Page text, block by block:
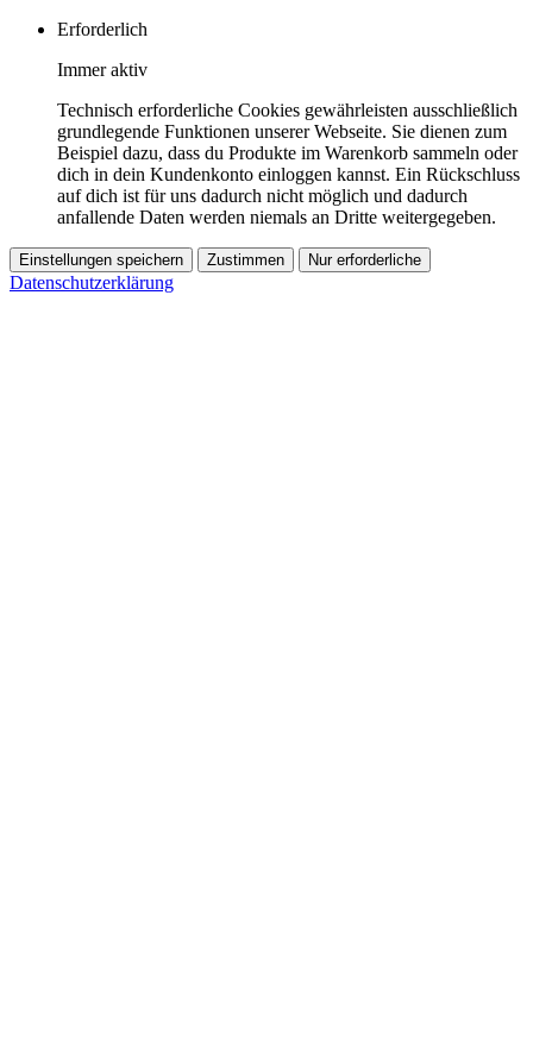
Erforderlich
Immer aktiv
Technisch erforderliche Cookies gewährleisten ausschließlich
grundlegende Funktionen unserer Webseite. Sie dienen zum
Beispiel dazu, dass du Produkte im Warenkorb sammeln oder
dich in dein Kundenkonto einloggen kannst. Ein Rückschluss
auf dich ist für uns dadurch nicht möglich und dadurch
anfallende Daten werden niemals an Dritte weitergegeben.
Einstellungen speichern Zustimmen Nur erforderliche
Datenschutzerklärung